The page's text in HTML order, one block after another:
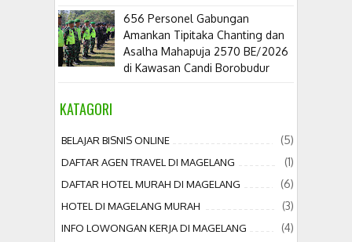
656 Personel Gabungan
Amankan Tipitaka Chanting dan
Asalha Mahapuja 2570 BE/2026
di Kawasan Candi Borobudur
KATAGORI
BELAJAR BISNIS ONLINE (5)
DAFTAR AGEN TRAVEL DI MAGELANG (1)
DAFTAR HOTEL MURAH DI MAGELANG (6)
HOTEL DI MAGELANG MURAH (3)
INFO LOWONGAN KERJA DI MAGELANG (4)